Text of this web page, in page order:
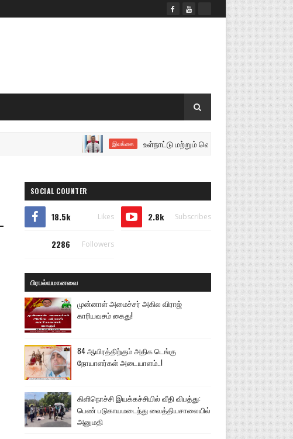
இலங்கை உள்நாட்டு மற்றும் வெளிநாட்டு சுற்றுலாவிகளை
SOCIAL COUNTER
18.5k Likes 2.8k Subscribes
2286 Followers
பிரபல்யமானவை
முன்னாள் அமைச்சர் அகில விராஜ்
காரியவசம் கைது!
84 ஆயிரத்திற்கும் அதிக டெங்கு
நோயாளர்கள் அடையாளம்..!
கிளிநொச்சி இயக்கச்சியில் வீதி விபத்து:
பெண் படுகாயமடைந்து வைத்தியசாலையில்
அனுமதி